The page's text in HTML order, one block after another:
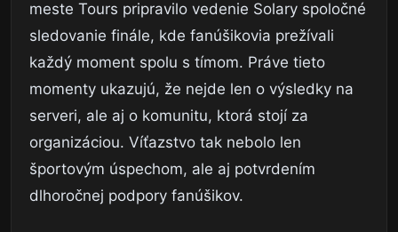
meste Tours pripravilo vedenie Solary spoločné
sledovanie finále, kde fanúšikovia prežívali
každý moment spolu s tímom. Práve tieto
momenty ukazujú, že nejde len o výsledky na
serveri, ale aj o komunitu, ktorá stojí za
organizáciou. Víťazstvo tak nebolo len
športovým úspechom, ale aj potvrdením
dlhoročnej podpory fanúšikov.